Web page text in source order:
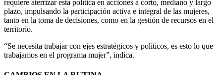
requiere aterrizar esta política en acciones a corto, mediano y largo
plazo, impulsando la participación activa e integral de las mujeres,
tanto en la toma de decisiones, como en la gestión de recursos en el
territorio.
“Se necesita trabajar con ejes estratégicos y políticos, es esto lo que
trabajamos en el programa mujer”, indica.